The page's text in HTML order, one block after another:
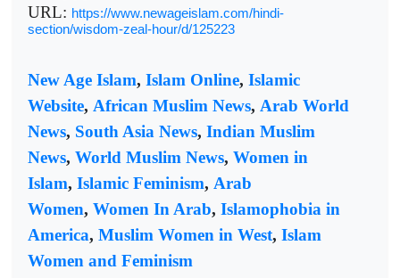
URL: https://www.newageislam.com/hindi-
section/wisdom-zeal-hour/d/125223
New Age Islam, Islam Online, Islamic
Website, African Muslim News, Arab World
News, South Asia News, Indian Muslim
News, World Muslim News, Women in
Islam, Islamic Feminism, Arab
Women, Women In Arab, Islamophobia in
America, Muslim Women in West, Islam
Women and Feminism